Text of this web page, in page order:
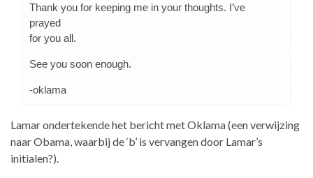
Thank you for keeping me in your thoughts. I’ve
prayed
for you all.
See you soon enough.
-oklama
Lamar ondertekende het bericht met Oklama (een verwijzing
naar Obama, waarbij de ‘b’ is vervangen door Lamar’s
initialen?).